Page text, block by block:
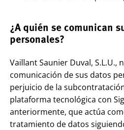
¿A quién se comunican
personales?
Vaillant Saunier Duval, S.L.U.,
comunicación de sus datos
perjuicio de la
plataforma tecnológica con
anteriormente, que actúa
tratamiento de datos